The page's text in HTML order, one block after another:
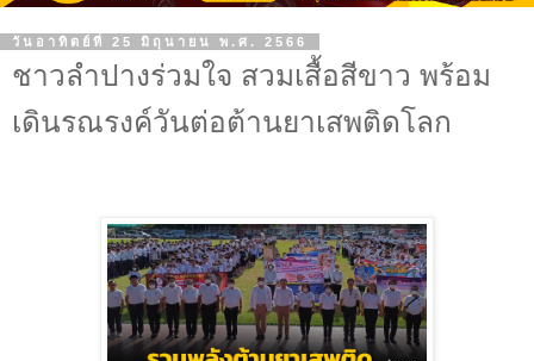
วันอาทิตย์ที่ 25 มิถุนายน พ.ศ. 2566
ชาวลำปางร่วมใจ สวมเสื้อสีขาว พร้อม
เดินรณรงค์วันต่อต้านยาเสพติดโลก